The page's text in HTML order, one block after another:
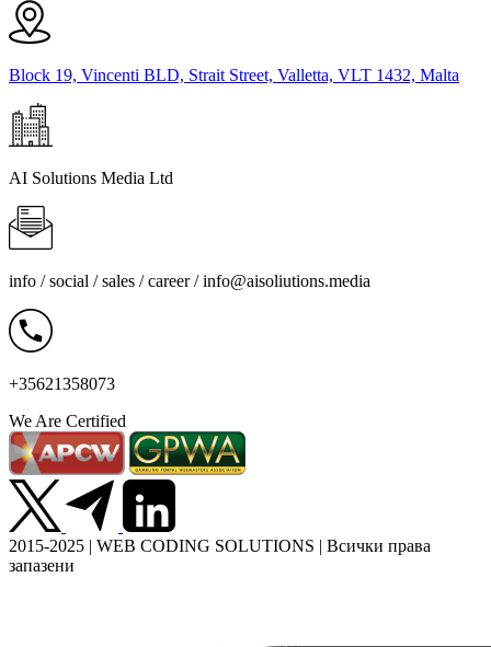
Block 19, Vincenti BLD, Strait Street, Valletta, VLT 1432, Malta
AI Solutions Media Ltd
info / social / sales / career /info@aisoliutions.media
+35621358073
We Are Certified
2015-2025 | WEB CODING SOLUTIONS | Всички права
запазени